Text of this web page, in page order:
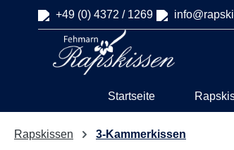
Zur Hauptnavigation springen
+49 (0) 4372 / 1269
Startseite
Rapskissen 3-Kammerkissen